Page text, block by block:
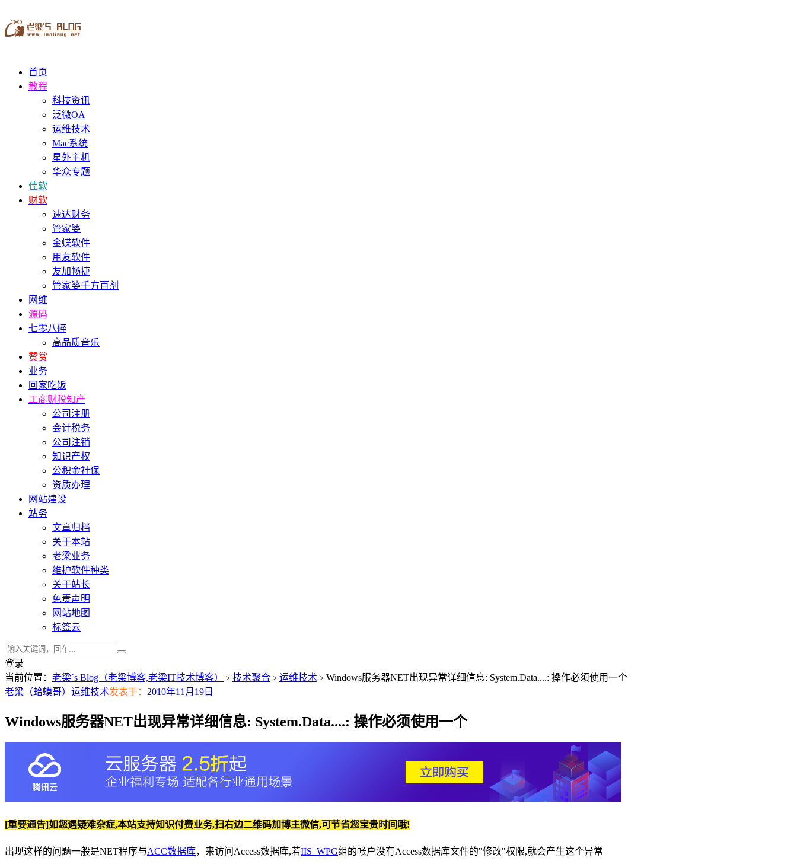
首页
教程
科技资讯
泛微OA
运维技术
Mac系统
星外主机
华众专题
佳软
财软
速达财务
管家婆
金蝶软件
用友软件
友加畅捷
管家婆千方百剂
网维
源码
七零八碎
高品质音乐
赞赏
业务
回家吃饭
工商财税知产
公司注册
会计税务
公司注销
知识产权
公积金社保
资质办理
网站建设
站务
文章归档
关于本站
老梁业务
维护软件种类
关于站长
免责声明
网站地图
标签云
登录
当前位置： 老梁`s Blog（老梁博客,老梁IT技术博客） > 技术聚合 > 运维技术 > Windows服务器NET出现异常详细信息: System.Data....: 操作必须使用一个
老梁（蛤蟆哥） 运维技术发表于： 2010年11月19日
Windows服务器NET出现异常详细信息: System.Data....: 操作必须使用一个
[重要通告]如您遇疑难杂症,本站支持知识付费业务,扫右边二维码加博主微信,可节省您宝贵时间哦!
出现这样的问题一般是NET程序与ACC数据库，来访问Access数据库,若IIS_WPG组的帐户没有Access数据库文件的"修改"权限,就会产生这个异常